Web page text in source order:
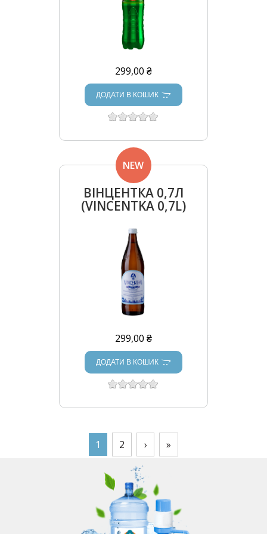
299,00 ₴
ДОДАТИ В КОШИК
ВІНЦЕНТКА 0,7Л
(VINCENTKA 0,7L)
NEW
299,00 ₴
ДОДАТИ В КОШИК
СТОРІНКИ
1 2 › »